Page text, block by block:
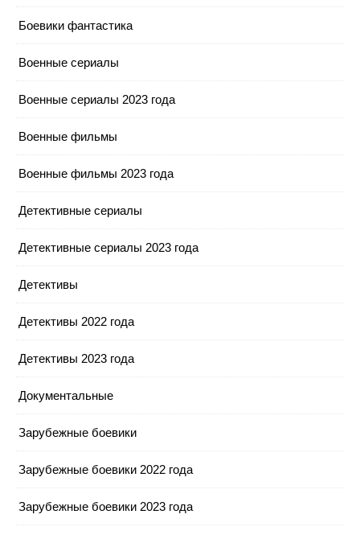
Боевики фантастика
Военные сериалы
Военные сериалы 2023 года
Военные фильмы
Военные фильмы 2023 года
Детективные сериалы
Детективные сериалы 2023 года
Детективы
Детективы 2022 года
Детективы 2023 года
Документальные
Зарубежные боевики
Зарубежные боевики 2022 года
Зарубежные боевики 2023 года